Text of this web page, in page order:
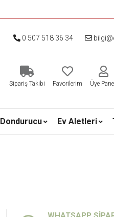
0 507 518 36 34
Sipariş Takibi Favorilerim Üye
Dondurucu Ev Aletleri